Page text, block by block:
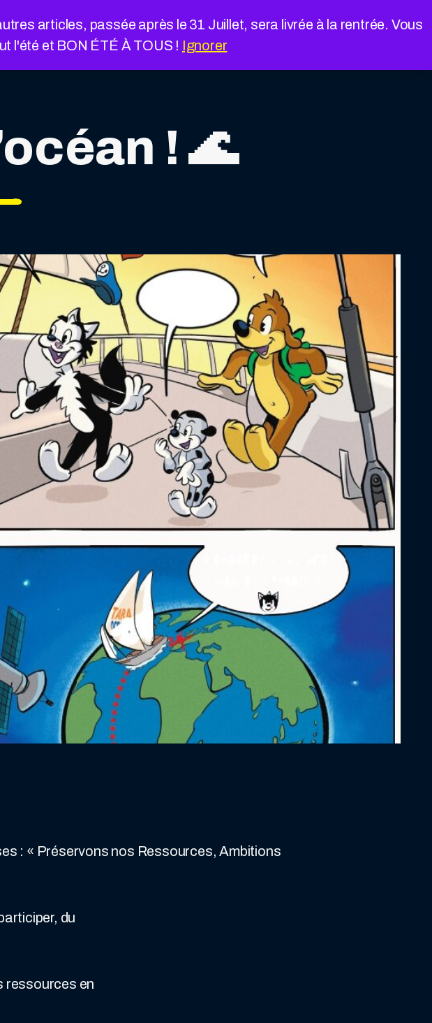
articles, passée après le 31 Juillet, sera livrée à la rentrée. Vous
l'été et BON ÉTÉ À TOUS ! Ignorer
! 🌊
: « Préservons nos Ressources, Ambitions
du
ressources en